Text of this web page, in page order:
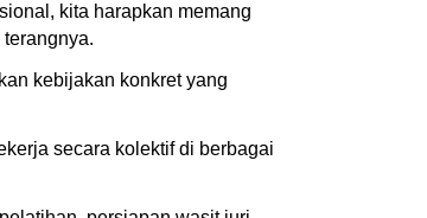
kita harapkan memang
kebijakan konkret yang
secara kolektif di berbagai